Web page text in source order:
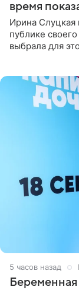
время
Ирина Слуцкая
публике
выбрала для
5 часов назад